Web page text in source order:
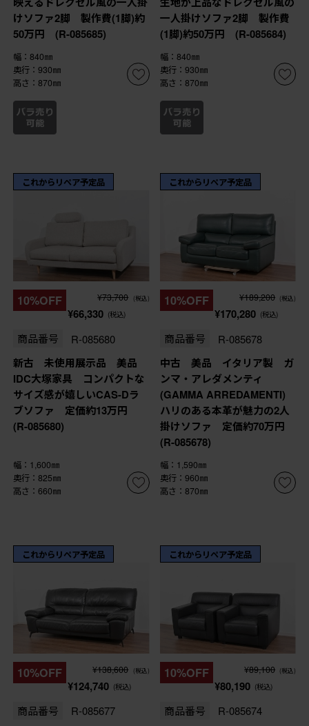
けソファ2脚 製作費(1脚)約
50万円 (R-085685)
幅：840㎜
奥行：930㎜
高さ：870㎜
一人掛けソファ2脚 製作費
(1脚)約50万円 (R-085684)
幅：840㎜
奥行：930㎜
高さ：870㎜
これからリペア予定品
10%OFF ¥73,700 (税込)
¥66,330 (税込)
商品番号 R-085680
新古 未使用展示品 美品
IDC大塚家具 コンパクトな
サイズ感が嬉しいCAS-Dラ
ブソファ 定価約13万円
(R-085680)
幅：1,600㎜
奥行：825㎜
高さ：660㎜
これからリペア予定品
10%OFF ¥189,200 (税込)
¥170,280 (税込)
商品番号 R-085678
中古 美品 イタリア製 ガ
ンマ・アレダメンティ
(GAMMA ARREDAMENTI)
ハリのある本革が魅力の2人
掛けソファ 定価約70万円
(R-085678)
幅：1,590㎜
奥行：960㎜
高さ：870㎜
これからリペア予定品
10%OFF ¥138,600 (税込)
¥124,740 (税込)
商品番号 R-085677
これからリペア予定品
10%OFF ¥89,100 (税込)
¥80,190 (税込)
商品番号 R-085674